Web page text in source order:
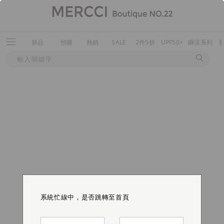
新品 預購 熱銷 SALE 2件5折 UPF50+ 瞬涼系列
系統忙線中，是否跳轉至首頁
系統忙線中，是否跳轉至首頁
系統忙線中，是否跳轉至首頁
系統忙線中，是否跳轉至首頁
系統忙線中，是否跳轉至首頁